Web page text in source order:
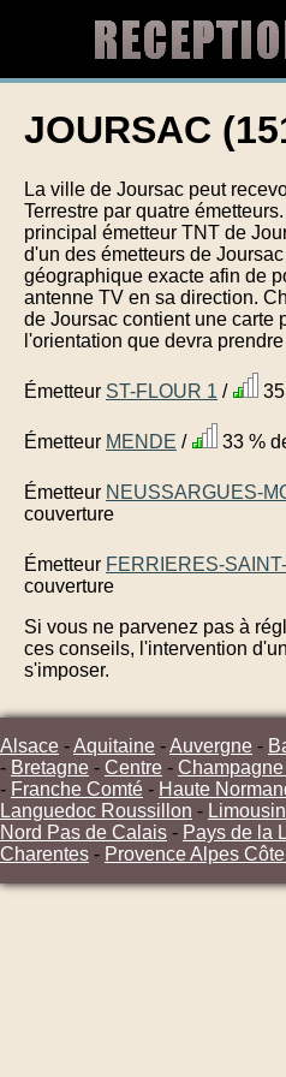
JOURSAC
La ville de Joursac peut
Terrestre par quatre émetteurs.
principal émetteur TNT de
d'un des émetteurs de
géographique exacte afin de
antenne TV en sa direction.
de Joursac contient une carte
l'orientation que devra
Émetteur ST-FLOUR 1 /
Émetteur MENDE / 33 %
Émetteur NEUSSARGUES-
couverture
Émetteur FERRIERES-
couverture
Si vous ne parvenez pas à
ces conseils, l'intervention
s'imposer.
Alsace -Aquitaine -Auvergne -
- Bretagne - Centre -
- Franche Comté - Haute
Languedoc Roussillon - Limousin
Nord Pas de Calais - Pays de la
Charentes - Provence Alpes